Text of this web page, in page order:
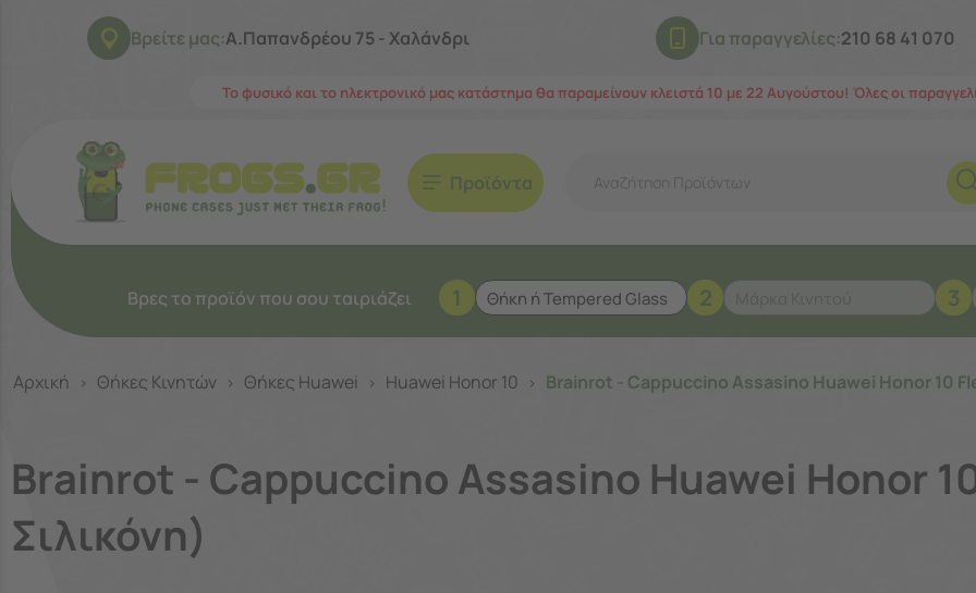
Βρείτε μας:Α.Παπανδρέου 75 - Χαλάνδρι Για παραγγελίες:210 68 41 070
Το φυσικό και το ηλεκτρονικό μας κατάστημα θα παραμείνουν κλειστά 10 με 22 Αυγούστου! Όλες οι
Προϊόντα
Βρες το προϊόν που σου ταιριάζει 1 2 3
Αρχική > Θήκες Κινητών > Θήκες Huawei > Huawei Honor 10 > Brainrot - Cappuccino Assasino Huawei Honor 10
Brainrot - Cappuccino Assasino Huawei Honor
Σιλικόνη)